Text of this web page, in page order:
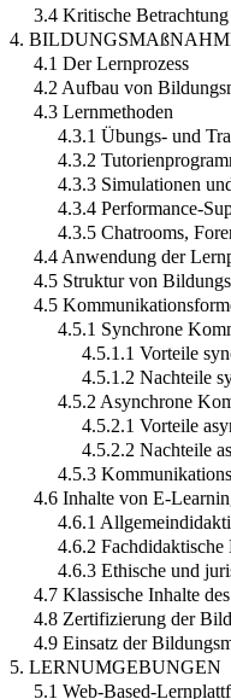
3.4 Kritische
4.
4.1 Der Lernprozess
4.2 Aufbau von
4.3 Lernmethoden
4.3.1 Übungs- und
4.3.2
4.3.3 Simulationen
4.3.4 Performance-
4.3.5 Chatrooms,
4.4 Anwendung der
4.5 Struktur von
4.5
4.5.1 Synchrone
4.5.1.1 Vorteile
4.5.1.2 Nachteile
4.5.2 Asynchrone
4.5.2.1 Vorteile
4.5.2.2 Nachteile
4.5.3
4.6 Inhalte von E-
4.6.1
4.6.2 Fachdidaktische
4.6.3 Ethische und
4.7 Klassische Inhalte
4.8 Zertifizierung der
4.9 Einsatz der
5. LERNUMGEBUNGEN
5.1 Web-Based-